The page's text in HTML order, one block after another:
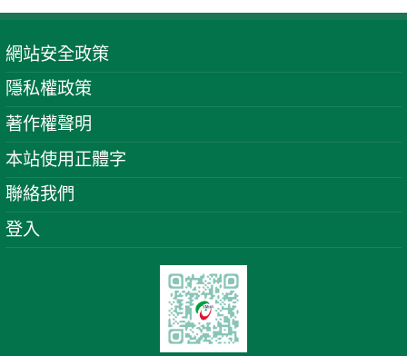
網站安全政策
隱私權政策
著作權聲明
本站使用正體字
聯絡我們
登入